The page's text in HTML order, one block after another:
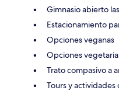
Gimnasio abierto
Estacionamiento
Opciones veganas
Opciones
Trato compasivo a
Tours y